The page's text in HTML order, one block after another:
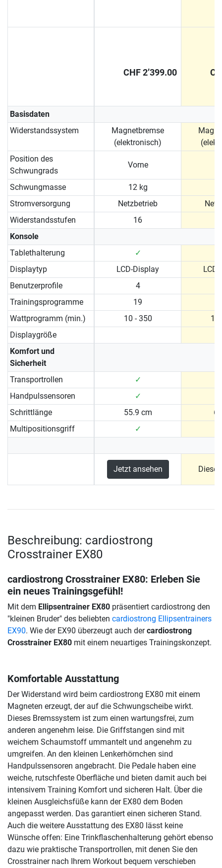
CHF 2’399.00
Basisdaten
Widerstandssystem
Magnetbremse
(elektronisch)
Position des
Schwungrads
Vorne
Schwungmasse 12 kg
Stromversorgung
Netzbetrieb
Widerstandsstufen
16
Konsole
Tablethalterung
✓
Displaytyp
LCD-Display
Benutzerprofile
4
Trainingsprogramme
19
Wattprogramm (min.)
10 - 350
10
Displaygröße
Komfort und
Sicherheit
Transportrollen
✓
Handpulssensoren
✓
Schrittlänge
55.9 cm
Multipositionsgriff
✓
Jetzt ansehen
Beschreibung: cardiostrong
Crosstrainer EX80
cardiostrong Crosstrainer EX80: Erleben Sie
ein neues Trainingsgefühl!
Mit dem Ellipsentrainer EX80 präsentiert cardiostrong den
"kleinen Bruder" des beliebten cardiostrong Ellipsentrainers
EX90. Wie der EX90 überzeugt auch dercardiostrong
Crosstrainer EX80 mit einem neuartiges Trainingskonzept.
Komfortable Ausstattung
Der Widerstand wird beim cardiostrong EX80 mit einem
Magneten erzeugt, der auf die Schwungscheibe wirkt.
Dieses Bremssystem ist zum einen wartungsfrei, zum
anderen angenehm leise. Die Griffstangen sind mit
weichem Schaumstoff ummantelt und angenehm zu
umgreifen. An den kleinen Lenkerhörnchen sind
Handpulssensoren angebracht. Die Pedale haben eine
weiche, rutschfeste Oberfläche und bieten damit auch bei
intensivem Training Komfort und sicheren Halt. Über die
kleinen Ausgleichsfüße kann der EX80 dem Boden
angepasst werden. Das garantiert einen sicheren Stand.
Auch die weitere Ausstattung des EX80 lässt keine
Wünsche offen: Eine Trinkflaschenhalterung gehört ebenso
dazu wie praktische Transportrollen, mit denen Sie den
Crosstrainer nach Ihrem Workout bequem verschieben